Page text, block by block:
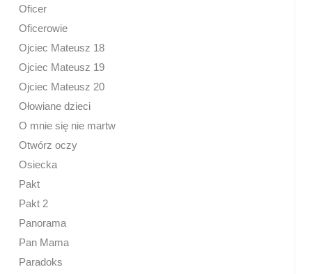
Oficer
Oficerowie
Ojciec Mateusz 18
Ojciec Mateusz 19
Ojciec Mateusz 20
Ołowiane dzieci
O mnie się nie martw
Otwórz oczy
Osiecka
Pakt
Pakt 2
Panorama
Pan Mama
Paradoks